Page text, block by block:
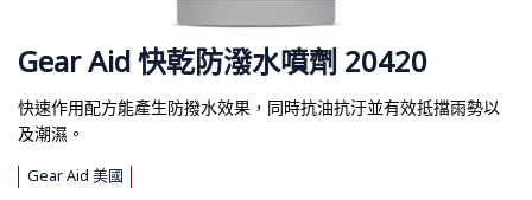
Gear Aid 快乾防潑水噴劑 20420
快速作用配方能產生防撥水效果，同時抗油抗汙並有效抵擋雨勢以
及潮濕。
Gear Aid 美國